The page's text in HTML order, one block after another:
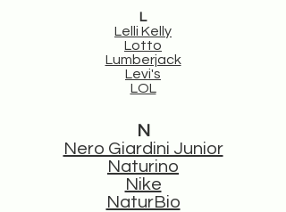
L
Lelli Kelly
Lotto
Lumberjack
Levi's
LOL
N
Nero Giardini Junior
Naturino
Nike
NaturBio